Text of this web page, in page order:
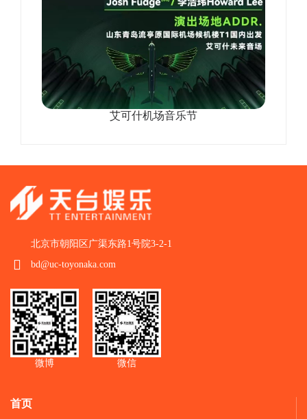
艾可什机场音乐节
北京市朝阳区广渠东路1号院3-2-1
bd@uc-toyonaka.com
微博 微信
首页